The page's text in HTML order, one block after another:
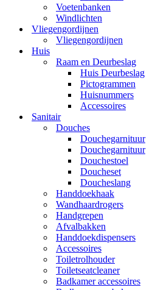
Voetenbanken
Windlichten
Vliegengordijnen
Vliegengordijnen
Huis
Raam en Deurbeslag
Huis Deurbeslag
Pictogrammen
Huisnummers
Accessoires
Sanitair
Douches
Douchegarnituur
Douchegarnituur
Douchestoel
Doucheset
Doucheslang
Handdoekhaak
Wandhaardrogers
Handgrepen
Afvalbakken
Handdoekdispensers
Accessoires
Toiletrolhouder
Toiletseatcleaner
Badkamer accessoires